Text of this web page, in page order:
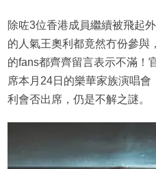
除咗3位香港成員繼續被飛起
的人氣王奧利都竟然冇份參與
的fans都齊齊留言表示不滿！
席本月24日的樂華家族演唱
利會否出席，仍是不解之謎。